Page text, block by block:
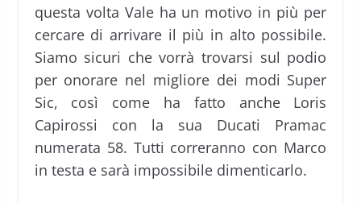
questa volta Vale ha un motivo in più per
cercare di arrivare il più in alto possibile.
Siamo sicuri che vorrà trovarsi sul podio
per onorare nel migliore dei modi Super
Sic, così come ha fatto anche Loris
Capirossi con la sua Ducati Pramac
numerata 58. Tutti correranno con Marco
in testa e sarà impossibile dimenticarlo.